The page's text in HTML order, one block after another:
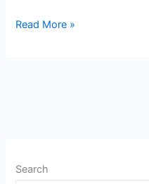
اللياقة
Read More »
Search